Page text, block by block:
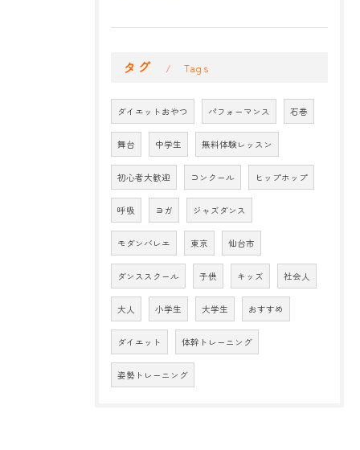
タグ Tags
ダイエットおやつ パフォーマンス 石巻
舞台 中学生 無料体験レッスン
初心者大歓迎 コンクール ヒップホップ
呼吸 ヨガ ジャズダンス
モダンバレエ 東京 仙台市
ダンススクール 子供 キッズ 社会人
大人 小学生 大学生 おすすめ
ダイエット 体幹トレーニング
姿勢トレーニング